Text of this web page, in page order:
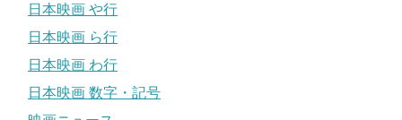
日本映画 や行
日本映画 ら行
日本映画 わ行
日本映画 数字・記号